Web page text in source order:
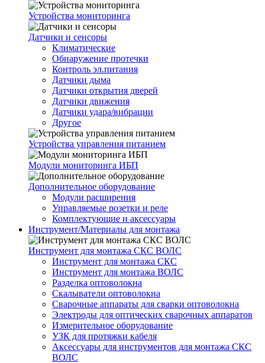
Устройства мониторинга
Датчики и сенсоры
Климатические
Обнаружение протечки
Контроль эл.питания
Датчики дыма
Датчики открытия дверей
Датчики движения
Датчики удара/вибрации
Другое
Устройства управления питанием
Модули мониторинга ИБП
Дополнительное оборудование
Модули расширения
Управляемые розетки и реле
Комплектующие и аксессуары
Инструмент/Материалы для монтажа
Инструмент для монтажа СКС ВОЛС
Инструмент для монтажа СКС
Инструмент для монтажа ВОЛС
Разделка оптоволокна
Скалыватели оптоволокна
Сварочные аппараты для сварки оптоволокна
Электроды для оптических сварочных аппаратов
Измерительное оборудование
УЗК для протяжки кабеля
Аксессуары для инструментов для монтажа СКС
ВОЛС